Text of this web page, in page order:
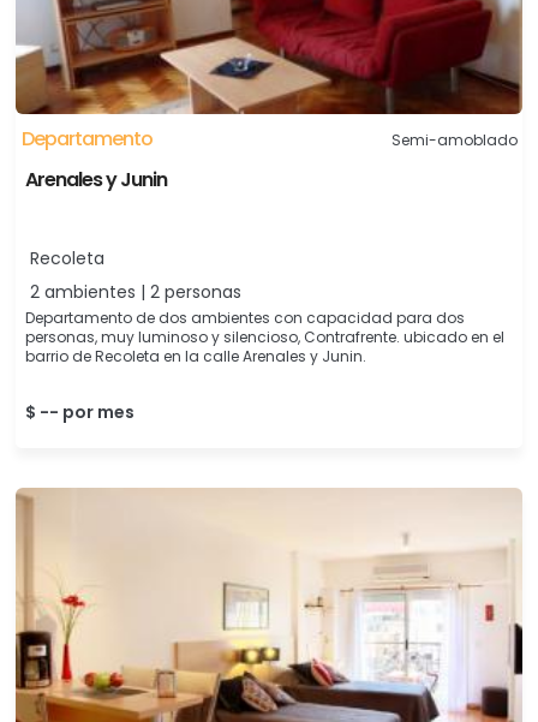
Departamento Semi-amoblado
Arenales y Junin
Recoleta
2 ambientes | 2 personas
Departamento de dos ambientes con capacidad para dos
personas, muy luminoso y silencioso, Contrafrente. ubicado en el
barrio de Recoleta en la calle Arenales y Junin.
$ -- por mes